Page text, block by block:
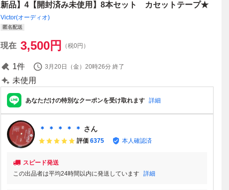
新品】4【開封済み未使用】8本セット カセットテープ★
Victor(オーディオ)
匿名配送
現在 3,500円 （税0円）
1件 3月20日（金）20時26分 終了
未使用
あなただけの特別なクーポンを受け取れます 詳細
＊ ＊ ＊ ＊ ＊ さん
評価 6375 本人確認済
スピード発送
この出品者は平均24時間以内に発送しています 詳細